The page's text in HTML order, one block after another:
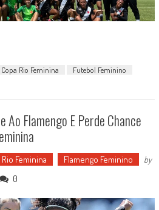
Copa Rio Feminina
Futebol Feminino
Ao Flamengo E Perde Chance
Rio Feminina Flamengo Feminino
by
0